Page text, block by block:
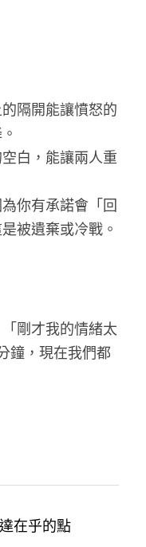
的隔開能讓憤怒的
空白，能讓兩人重
你有承諾會「回
被遺棄或冷戰。
剛才我的情緒太
鐘，現在我們都
在乎的點